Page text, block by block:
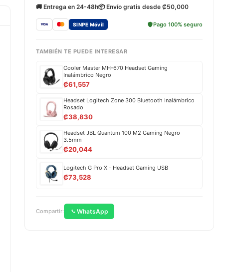
🚚 Entrega en 24-48h📦 Envío gratis desde ₡50,000
SINPE Móvil Pago 100% seguro
TAMBIÉN TE PUEDE INTERESAR
Cooler Master MH-670 Headset Gaming
Inalámbrico Negro
₡61,557
Headset Logitech Zone 300 Bluetooth Inalámbrico
Rosado
₡38,830
Headset JBL Quantum 100 M2 Gaming Negro
3.5mm
₡20,044
Logitech G Pro X - Headset Gaming USB
₡73,528
Compartir: WhatsApp